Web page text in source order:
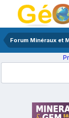
Forum Minéraux et